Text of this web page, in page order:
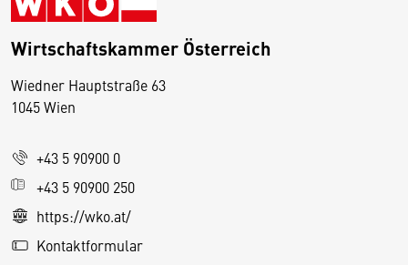
Wirtschaftskammer Österreich
Wiedner Hauptstraße 63
1045 Wien
+43 5 90900 0
+43 5 90900 250
https://wko.at/
Kontaktformular
D
s
e
S
e